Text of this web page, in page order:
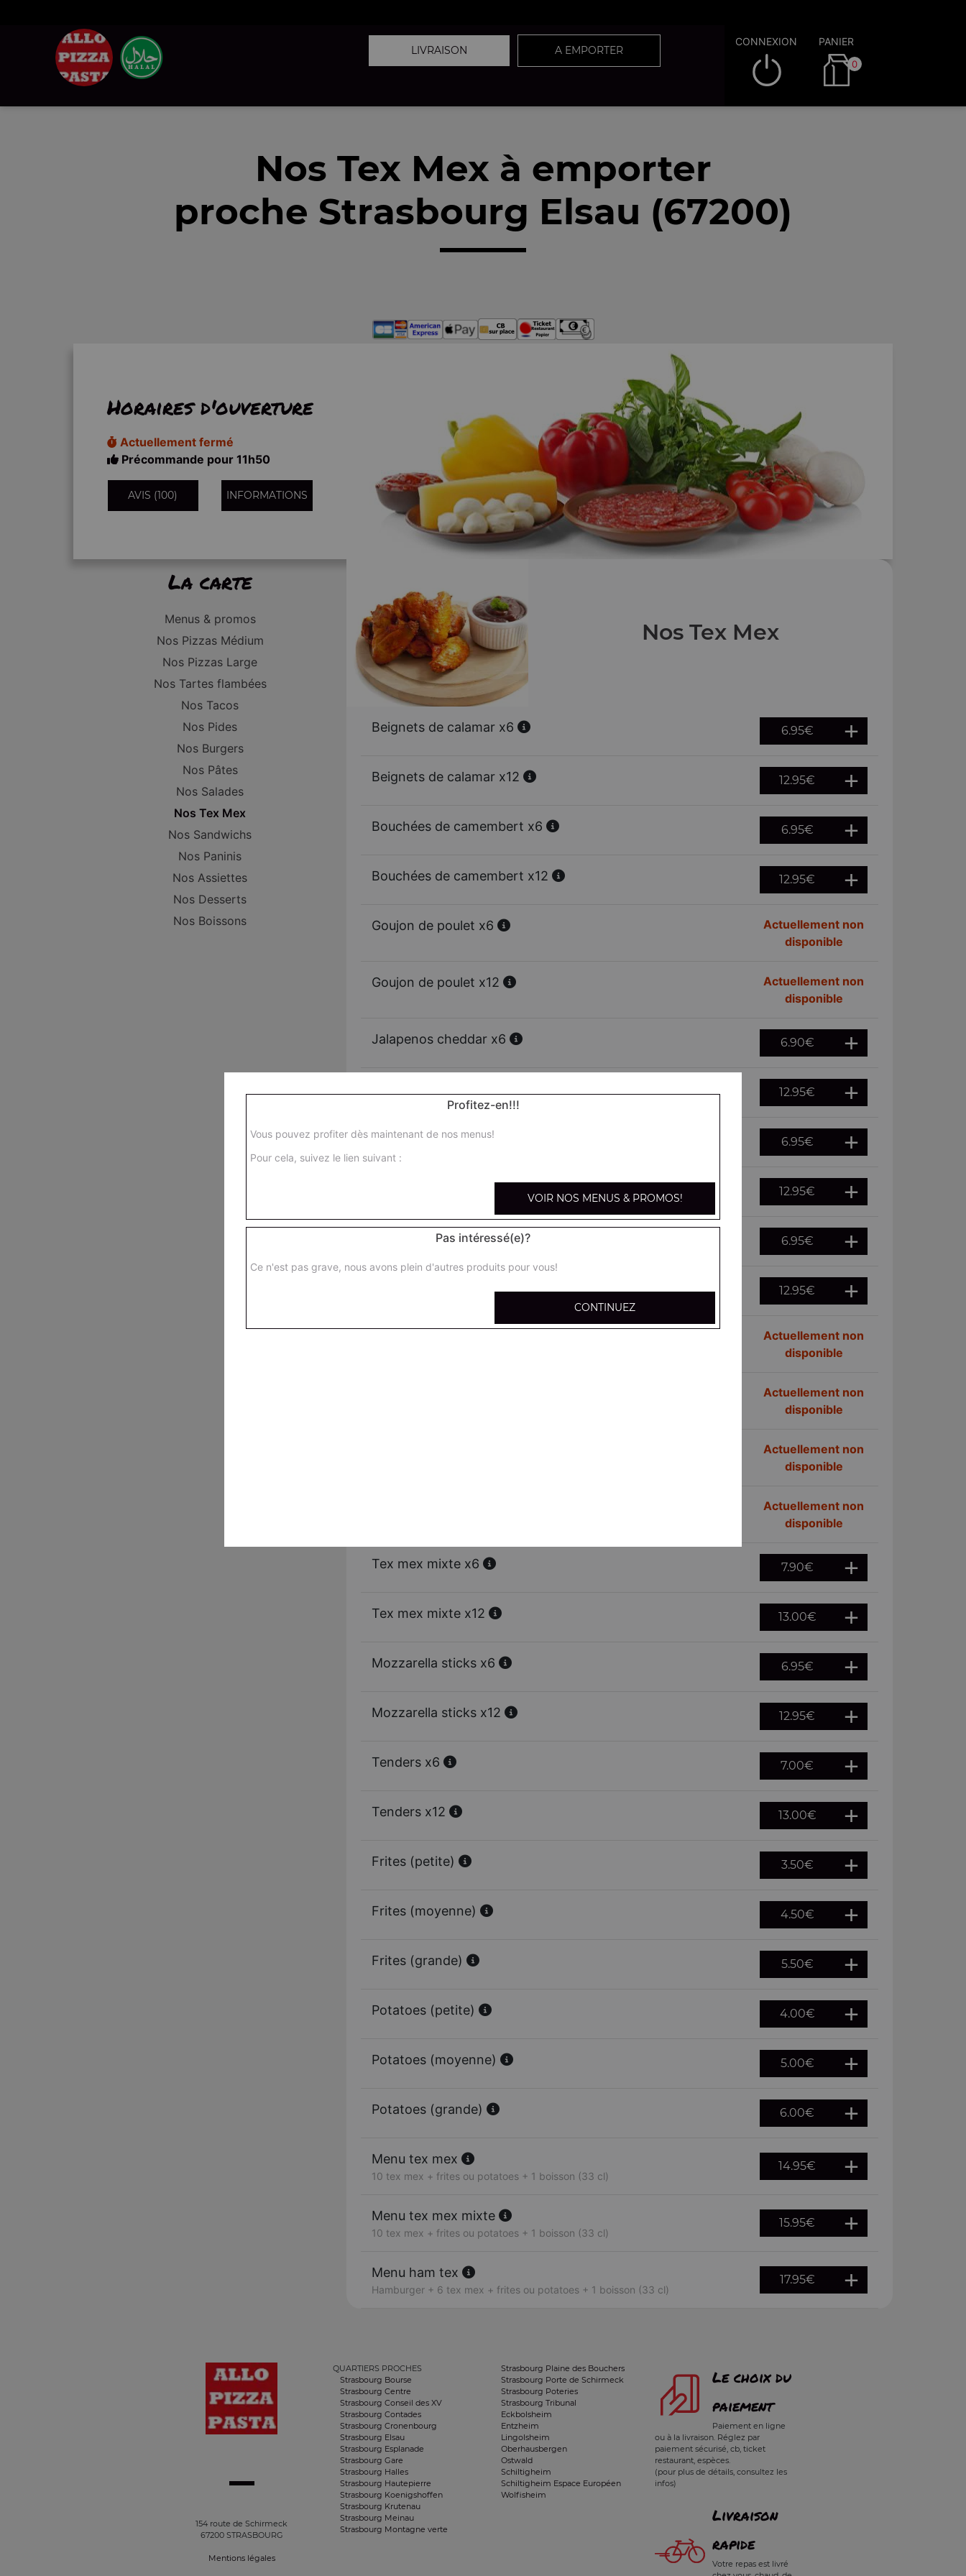
LIVRAISON A EMPORTER
CONNEXION PANIER
0
Nos Tex Mex à emporter
proche Strasbourg Elsau (67200)
Horaires d'ouverture
Actuellement fermé
Précommande pour 11h50
AVIS (100) INFORMATIONS
La carte
Menus & promos
Nos Pizzas Médium
Nos Pizzas Large
Nos Tartes flambées
Nos Tacos
Nos Pides
Nos Burgers
Nos Pâtes
Nos Salades
Nos Tex Mex
Nos Sandwichs
Nos Paninis
Nos Assiettes
Nos Desserts
Nos Boissons
Nos Tex Mex
Beignets de calamar x6 6.95€
Beignets de calamar x12 12.95€
Bouchées de camembert x6 6.95€
Bouchées de camembert x12 12.95€
Goujon de poulet x6
Actuellement non
disponible
Goujon de poulet x12
Actuellement non
disponible
Jalapenos cheddar x6 6.90€
12.95€
Chicken wings x6 6.95€
12.95€
Nuggets x6 6.95€
12.95€
Actuellement non
disponible
Actuellement non
disponible
Actuellement non
disponible
Actuellement non
disponible
Tex mex mixte x6 7.90€
Tex mex mixte x12 13.00€
Mozzarella sticks x6 6.95€
Mozzarella sticks x12 12.95€
Tenders x6 7.00€
Tenders x12 13.00€
Frites (petite) 3.50€
Frites (moyenne) 4.50€
Frites (grande) 5.50€
Potatoes (petite) 4.00€
Potatoes (moyenne) 5.00€
Potatoes (grande) 6.00€
Menu tex mex
10 tex mex + frites ou potatoes + 1 boisson (33 cl)
14.95€
Menu tex mex mixte
10 tex mex + frites ou potatoes + 1 boisson (33 cl)
15.95€
Menu ham tex
Hamburger + 6 tex mex + frites ou potatoes + 1 boisson (33 cl)
17.95€
154 route de Schirmeck
67200 STRASBOURG
Mentions légales
QUARTIERS PROCHES
Strasbourg Bourse
Strasbourg Centre
Strasbourg Conseil des XV
Strasbourg Contades
Strasbourg Cronenbourg
Strasbourg Elsau
Strasbourg Esplanade
Strasbourg Gare
Strasbourg Halles
Strasbourg Hautepierre
Strasbourg Koenigshoffen
Strasbourg Krutenau
Strasbourg Meinau
Strasbourg Montagne verte
Strasbourg Plaine des Bouchers
Strasbourg Porte de Schirmeck
Strasbourg Poteries
Strasbourg Tribunal
Eckbolsheim
Entzheim
Lingolsheim
Oberhausbergen
Ostwald
Schiltigheim
Schiltigheim Espace Européen
Wolfisheim
Le choix du
paiement
Paiement en ligne
ou à la livraison. Réglez par
paiement sécurisé, cb, ticket
restaurant, espèces.
(pour plus de détails, consultez les
infos)
Livraison
rapide
Votre repas est livré
Profitez-en!!!
Vous pouvez profiter dès maintenant de nos menus!
Pour cela, suivez le lien suivant :
VOIR NOS MENUS & PROMOS!
Pas intéressé(e)?
Ce n'est pas grave, nous avons plein d'autres produits pour vous!
CONTINUEZ